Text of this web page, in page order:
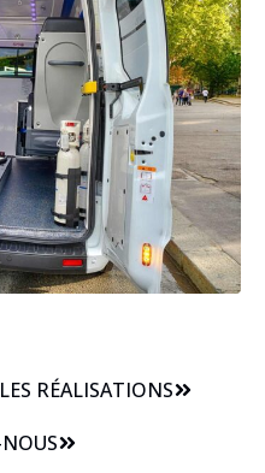
RÉALISATIONS